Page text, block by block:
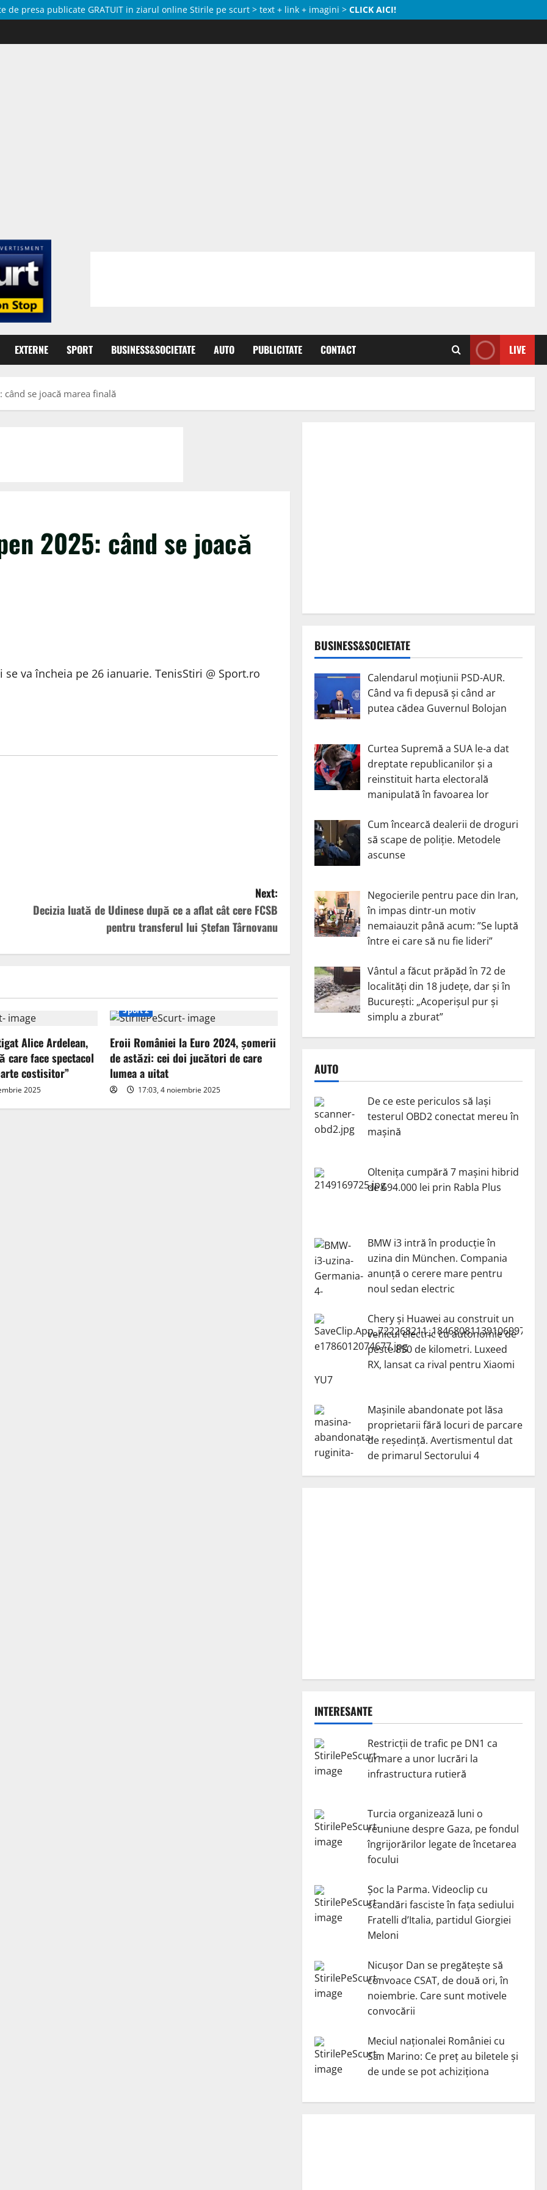
de presa publicate GRATUIT in ziarul online Stirile pe scurt > text + link + imagini > CLICK AICI!
EXTERNE SPORT BUSINESS&SOCIETATE AUTO PUBLICITATE CONTACT LIVE
se joacă marea finală
2025: când se joacă
va încheia pe 26 ianuarie. TenisStiri @ Sport.ro
Next:
Decizia luată de Udinese după ce a aflat cât cere FCSB
pentru transferul lui Ștefan Târnovanu
Alice Ardelean,
care face spectacol
costisitor”
2025
Sport 2
Eroii României la Euro 2024, șomerii
de astăzi: cei doi jucători de care
lumea a uitat
17:03, 4 noiembrie 2025
BUSINESS&SOCIETATE
Calendarul moțiunii PSD-AUR.
Când va fi depusă și când ar
putea cădea Guvernul Bolojan
Curtea Supremă a SUA le-a dat
dreptate republicanilor și a
reinstituit harta electorală
manipulată în favoarea lor
Cum încearcă dealerii de droguri
să scape de poliție. Metodele
ascunse
Negocierile pentru pace din Iran,
în impas dintr-un motiv
nemaiauzit până acum: ”Se luptă
între ei care să nu fie lideri”
Vântul a făcut prăpăd în 72 de
localități din 18 județe, dar și în
București: „Acoperișul pur și
simplu a zburat”
AUTO
De ce este periculos să lași
testerul OBD2 conectat mereu în
mașină
Oltenița cumpără 7 mașini hibrid
de 694.000 lei prin Rabla Plus
BMW i3 intră în producție în
uzina din München. Compania
anunță o cerere mare pentru
noul sedan electric
Chery și Huawei au construit un
vehicul electric cu autonomie de
peste 850 de kilometri. Luxeed
RX, lansat ca rival pentru Xiaomi
YU7
Mașinile abandonate pot lăsa
proprietarii fără locuri de parcare
de reședință. Avertismentul dat
de primarul Sectorului 4
INTERESANTE
Restricții de trafic pe DN1 ca
urmare a unor lucrări la
infrastructura rutieră
Turcia organizează luni o
reuniune despre Gaza, pe fondul
îngrijorărilor legate de încetarea
focului
Șoc la Parma. Videoclip cu
scandări fasciste în fața sediului
Fratelli d’Italia, partidul Giorgiei
Meloni
Nicuşor Dan se pregăteşte să
convoace CSAT, de două ori, în
noiembrie. Care sunt motivele
convocării
Meciul naționalei României cu
San Marino: Ce preț au biletele și
de unde se pot achiziționa